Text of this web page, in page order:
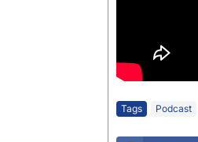
Tags Podcast